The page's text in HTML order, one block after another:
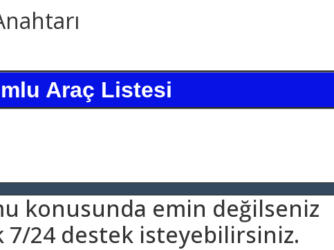
Araç Listesi
konusunda emin değilseniz
24 destek isteyebilirsiniz.